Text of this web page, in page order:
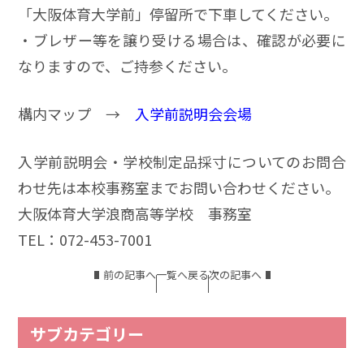
「大阪体育大学前」停留所で下車してください。
・ブレザー等を譲り受ける場合は、確認が必要に
なりますので、ご持参ください。
構内マップ → 入学前説明会会場
入学前説明会・学校制定品採寸についてのお問合
わせ先は本校事務室までお問い合わせください。
大阪体育大学浪商高等学校 事務室
TEL：072-453-7001
前の記事へ一覧へ戻る次の記事へ
サブカテゴリー